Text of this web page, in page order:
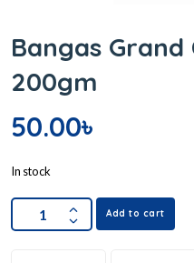
Bangas Grand
200gm
50.00৳
In stock
Add to cart